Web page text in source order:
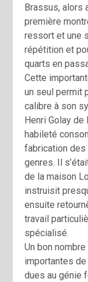
Brassus, alors
première
ressort et une
répétition et
quarts en
Cette
un seul permit
calibre à son
Henri Golay de
habileté
fabrication des
genres. Il
de la maison
instruisit
ensuite
travail
spécialisé.
Un bon
importantes
dues au génie